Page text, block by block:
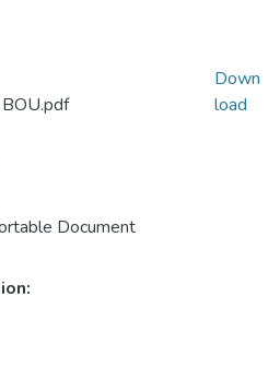
Document
Down
load